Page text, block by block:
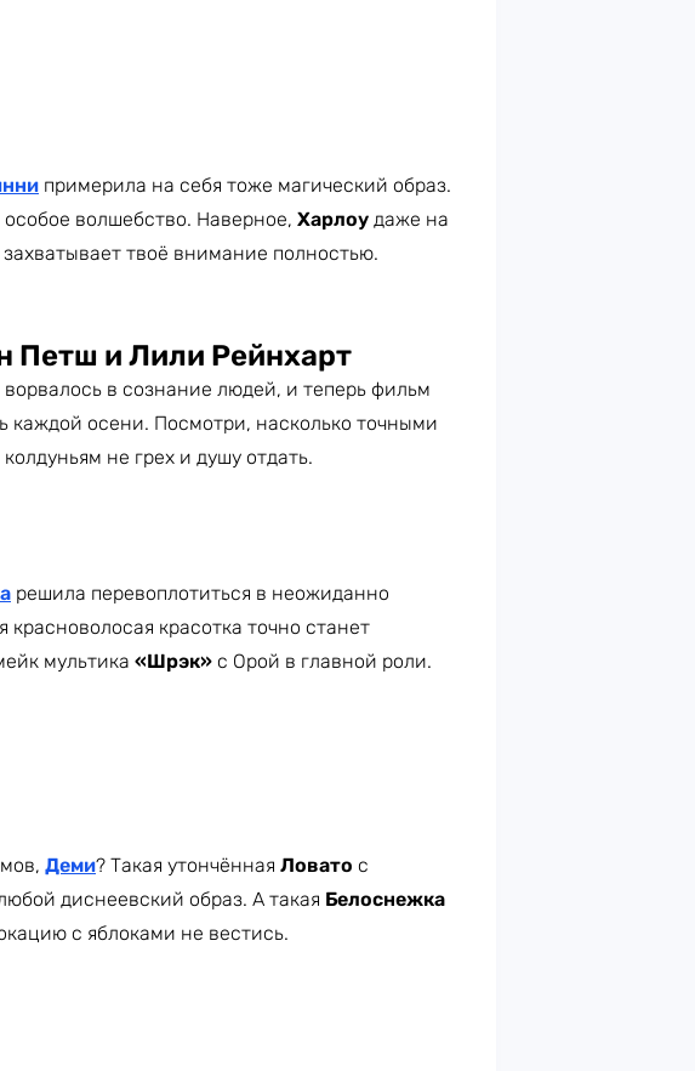
примерила на себя тоже магический образ.
волшебство. Наверное, Харлоу даже на
твоё внимание полностью.
Петш и Лили Рейнхарт
в сознание людей, и теперь фильм
каждой осени. Посмотри, насколько точными
не грех и душу отдать.
решила перевоплотиться в неожиданно
красноволосая красотка точно станет
мультика «Шрэк» с Орой в главной роли.
Деми? Такая утончённая Ловато с
диснеевский образ. А такая Белоснежка
с яблоками не вестись.